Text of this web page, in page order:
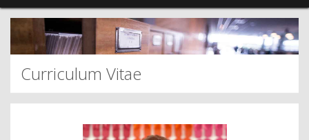
Curriculum Vitae